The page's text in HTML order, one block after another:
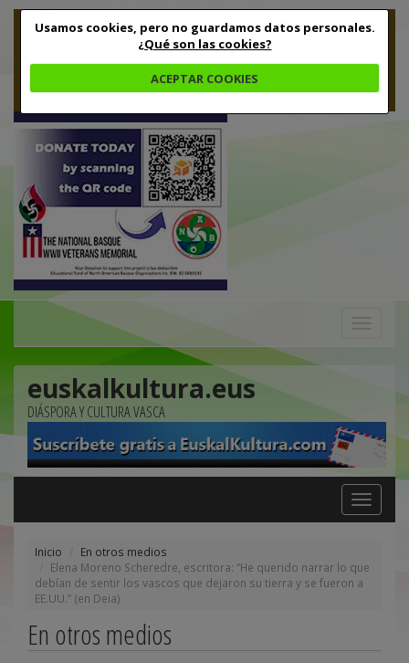
Usamos cookies, pero no guardamos datos personales.
¿Qué son las cookies?
ACEPTAR COOKIES
euskalkultura.eus
DIÁSPORA Y CULTURA VASCA
Toggle
navigation
Inicio
En otros medios
Elena Moreno Scheredre, escritora: “He querido narrar lo que
debían de sentir los vascos que dejaron su tierra y se fueron a
EE.UU.” (en Deia)
En otros medios